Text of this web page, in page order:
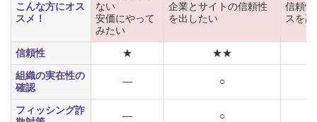
こんな方にオス
スメ！
ない
安価にやって
みたい
企業とサイトの信頼性
を出したい
信頼
スを
信頼性 ★
★★
組織の実在性の
確認
― ○
フィッシング詐
― ○